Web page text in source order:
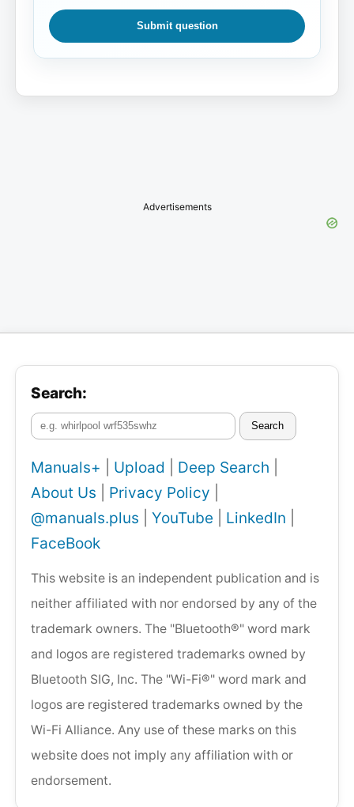
Submit question
Advertisements
Search:
Search
Manuals+ Upload Deep Search
About Us
Privacy Policy
@manuals.plus
YouTube LinkedIn
FaceBook
This website is an independent publication and is
neither affiliated with nor endorsed by any of the
trademark owners. The "Bluetooth®" word mark
and logos are registered trademarks owned by
Bluetooth SIG, Inc. The "Wi-Fi®" word mark and
logos are registered trademarks owned by the
Wi-Fi Alliance. Any use of these marks on this
website does not imply any affiliation with or
endorsement.